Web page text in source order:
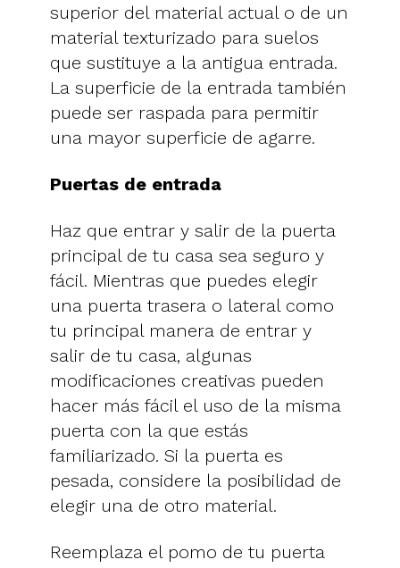
superior del material actual o de un
material texturizado para suelos
que sustituye a la antigua entrada.
La superficie de la entrada también
puede ser raspada para permitir
una mayor superficie de agarre.
Puertas de entrada
Haz que entrar y salir de la puerta
principal de tu casa sea seguro y
fácil. Mientras que puedes elegir
una puerta trasera o lateral como
tu principal manera de entrar y
salir de tu casa, algunas
modificaciones creativas pueden
hacer más fácil el uso de la misma
puerta con la que estás
familiarizado. Si la puerta es
pesada, considere la posibilidad de
elegir una de otro material.
Reemplaza el pomo de tu puerta